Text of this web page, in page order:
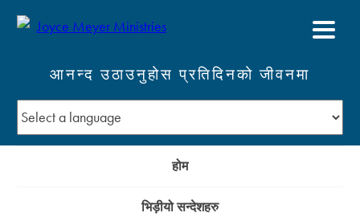
आनन्द उठाउनुहोस प्रतिदिनको जीवनमा
होम
भिड़ीयो सन्देशहरु